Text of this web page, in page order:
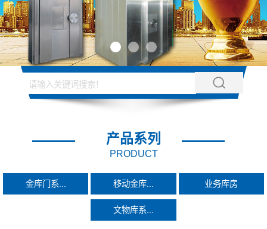
产品系列
PRODUCT
金库门系... 移动金库... 业务库房
文物库系...